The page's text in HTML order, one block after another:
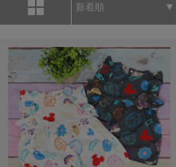
新着順